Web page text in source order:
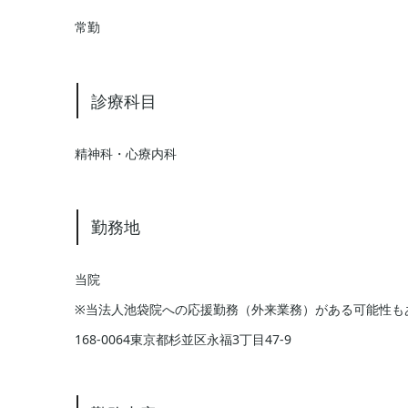
常勤
診療科目
精神科・心療内科
勤務地
当院
※当法人池袋院への応援勤務（外来業務）がある可能性も
168-0064東京都杉並区永福3丁目47-9